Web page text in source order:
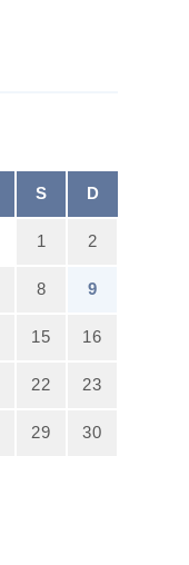
S D
1 2
8 9
15 16
22 23
29 30